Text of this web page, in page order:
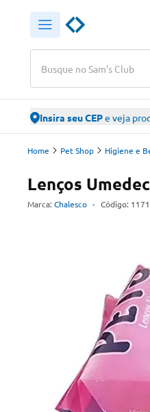
Busque no Sam's Club
Insira seu CEPe veja
Home Pet Shop Higiene e
Lenços
Marca: Chalesco - Código: